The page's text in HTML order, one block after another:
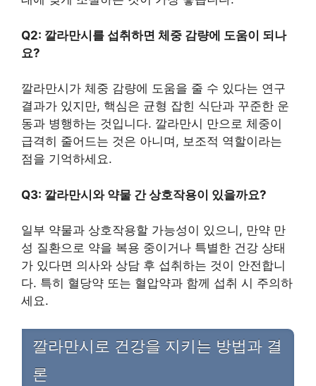
Q2: 깔라만시를 섭취하면 체중 감량에 도움이 되나
요?
깔라만시가 체중 감량에 도움을 줄 수 있다는 연구
결과가 있지만, 핵심은 균형 잡힌 식단과 꾸준한 운
동과 병행하는 것입니다. 깔라만시 만으로 체중이
급격히 줄어드는 것은 아니며, 보조적 역할이라는
점을 기억하세요.
Q3: 깔라만시와 약물 간 상호작용이 있을까요?
일부 약물과 상호작용할 가능성이 있으니, 만약 만
성 질환으로 약을 복용 중이거나 특별한 건강 상태
가 있다면 의사와 상담 후 섭취하는 것이 안전합니
다. 특히 혈당약 또는 혈압약과 함께 섭취 시 주의하
세요.
깔라만시로 건강을 지키는 방법과 결
론